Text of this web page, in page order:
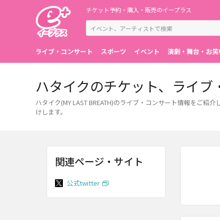
チケット予約・購入・販売のイープラス
ライブ・コンサート スポーツ イベント 演劇・舞台・お笑
ハタイクのチケット、ライ
ハタイク(MY LAST BREATH)のライブ・コンサート情報をご紹
けします。
関連ページ・サイト
公式twitter